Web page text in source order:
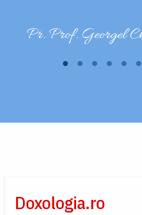
Pr. Prof. Georgel
Doxologia.ro